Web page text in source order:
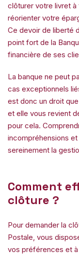
clôturer votre livret
réorienter votre
Ce devoir de liberté
point fort de la
financière de ses
La banque ne peut
cas exceptionnels
est donc un droit
et elle vous revient
pour cela.
incompréhensions
sereinement la
Comment
clôture ?
Pour demander la
Postale, vous
vos préférences et